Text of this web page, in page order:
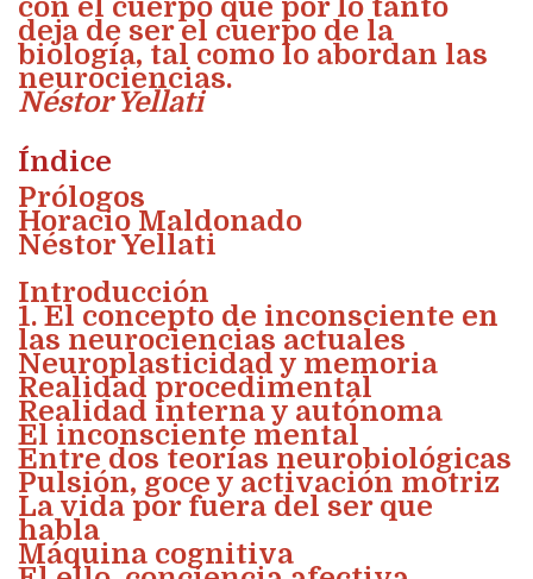
deja de ser el cuerpo de la
biología, tal como lo abordan las
neurociencias.
Néstor Yellati
Índice
Prólogos
Horacio Maldonado
Néstor Yellati
Introducción
1. El concepto de inconsciente en
las neurociencias actuales
Neuroplasticidad y memoria
Realidad procedimental
Realidad interna y autónoma
El inconsciente mental
Entre dos teorías neurobiológicas
Pulsión, goce y activación motriz
La vida por fuera del ser que
habla
Máquina cognitiva